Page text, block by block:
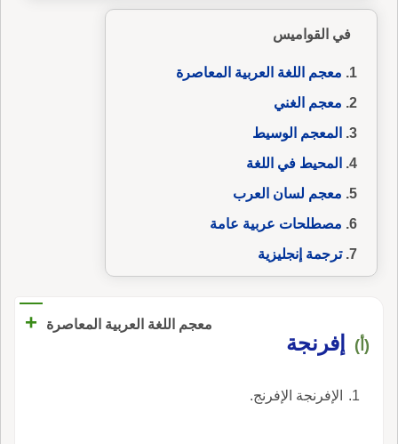
في القواميس
معجم اللغة العربية المعاصرة
معجم الغني
المعجم الوسيط
المحيط في اللغة
معجم لسان العرب
مصطلحات عربية عامة
ترجمة إنجليزية
معجم اللغة العربية المعاصرة +
(أ) إفرنجة
الإفرنجة الإفرنج.